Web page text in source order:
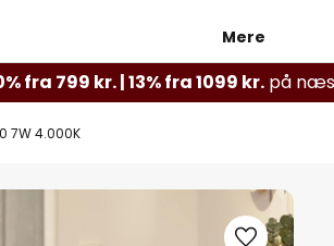
Mere
fra 799 kr. | 13% fra 1099 kr. på
7W 4.000K